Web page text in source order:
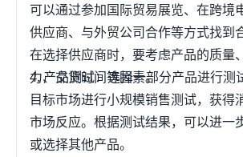
可以通过参加国际贸易展览、在跨境
供应商、与外贸公司合作等方式找到
在选择供应商时，要考虑产品的质量
力、交货时间等因素。
4. 产品测试：选择一部分产品进行测
目标市场进行小规模销售测试，获得
市场反应。根据测试结果，可以进一
或选择其他产品。